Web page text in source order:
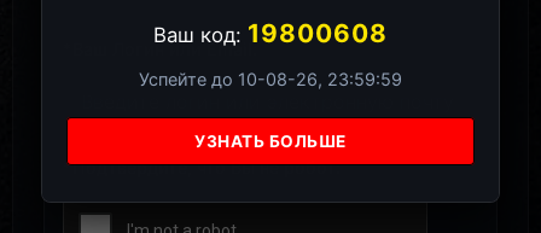
*Ваш Логин или Email:
*Подтвердите, что Вы не робот:
Ваш код: 19800608
Успейте до 10-08-26, 23:59:59